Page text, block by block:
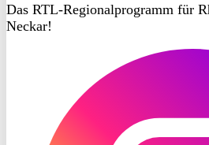
Das RTL-Regionalprogramm für
Neckar!
Instagram